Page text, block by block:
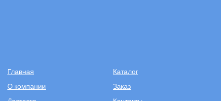
Главная
Каталог
О компании
Заказ